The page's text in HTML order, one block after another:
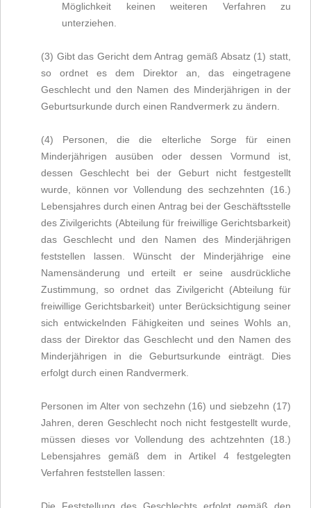
Möglichkeit keinen weiteren Verfahren zu
unterziehen.
(3) Gibt das Gericht dem Antrag gemäß Absatz (1) statt,
so ordnet es dem Direktor an, das eingetragene
Geschlecht und den Namen des Minderjährigen in der
Geburtsurkunde durch einen Randvermerk zu ändern.
(4) Personen, die die elterliche Sorge für einen
Minderjährigen ausüben oder dessen Vormund ist,
dessen Geschlecht bei der Geburt nicht festgestellt
wurde, können vor Vollendung des sechzehnten (16.)
Lebensjahres durch einen Antrag bei der Geschäftsstelle
des Zivilgerichts (Abteilung für freiwillige Gerichtsbarkeit)
das Geschlecht und den Namen des Minderjährigen
feststellen lassen. Wünscht der Minderjährige eine
Namensänderung und erteilt er seine ausdrückliche
Zustimmung, so ordnet das Zivilgericht (Abteilung für
freiwillige Gerichtsbarkeit) unter Berücksichtigung seiner
sich entwickelnden Fähigkeiten und seines Wohls an,
dass der Direktor das Geschlecht und den Namen des
Minderjährigen in die Geburtsurkunde einträgt. Dies
erfolgt durch einen Randvermerk.
Personen im Alter von sechzehn (16) und siebzehn (17)
Jahren, deren Geschlecht noch nicht festgestellt wurde,
müssen dieses vor Vollendung des achtzehnten (18.)
Lebensjahres gemäß dem in Artikel 4 festgelegten
Verfahren feststellen lassen: